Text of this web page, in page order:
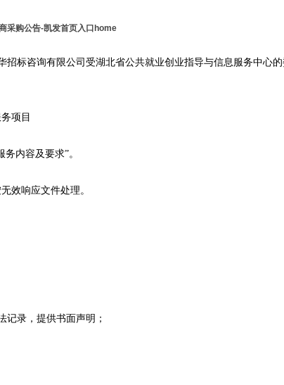
采购公告-凯发首页入口home
招标咨询有限公司受湖北省公共就业创业指导与信息服务中心
项目
务内容及要求”。
效响应文件处理。
记录，提供书面声明；